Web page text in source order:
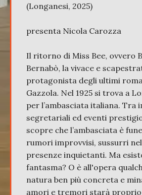
(Longanesi, 2025)
presenta Nicola Carozza
Il ritorno di Miss Bee, ovvero
Bernabò, la vivace e
protagonista degli ultimi
Gazzola. Nel 1925 si trova a
per l’ambasciata italiana. Tra
segretariali ed eventi
scopre che l’ambasciata è
rumori improvvisi, sussurri
presenze inquietanti. Ma
fantasma? O è all'opera
natura ben più concreta e
amori e tremori starà proprio